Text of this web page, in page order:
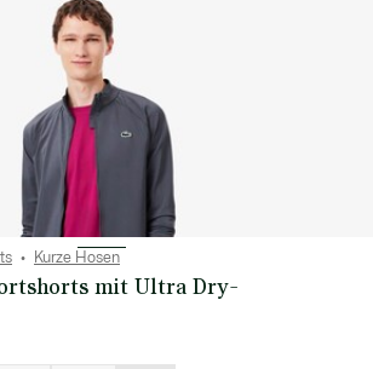
Kurze Hosen
mit Ultra Dry-